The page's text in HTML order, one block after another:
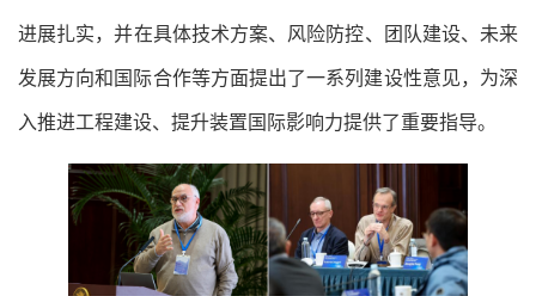
进展扎实，并在具体技术方案、 风险防控、 团队建设、未来
发展方向和国际合作等方面提出了一系列建设性意见，为深
入推进工程建设、提升装置国际影响力提供了重要指导。